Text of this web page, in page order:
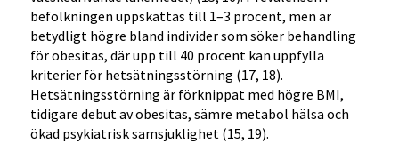
befolkningen uppskattas till 1–3 procent, men är
betydligt högre bland individer som söker behandling
för obesitas, där upp till 40 procent kan uppfylla
kriterier för hetsätningsstörning (17, 18).
Hetsätningsstörning är förknippat med högre BMI,
tidigare debut av obesitas, sämre metabol hälsa och
ökad psykiatrisk samsjuklighet (15, 19).